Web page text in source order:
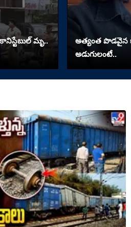
మృ..
అత్యంత పొడవైన
అడుగులంటే..